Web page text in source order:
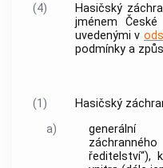
(4)
Hasičský
jménem
uvedenými v
podmínky a
(1)
Hasičský
a)
generální
ředitelství“),